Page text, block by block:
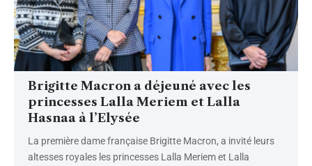
Brigitte Macron a déjeuné avec les
princesses Lalla Meriem et Lalla
Hasnaa à l’Elysée
La première dame française Brigitte Macron, a invité leurs
altesses royales les princesses Lalla Meriem et Lalla